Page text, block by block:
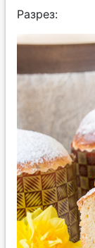
Разрез: